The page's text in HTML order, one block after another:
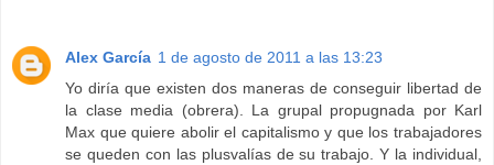
Alex García 1 de agosto de 2011 a las 13:23
Yo diría que existen dos maneras de conseguir libertad de
la clase media (obrera). La grupal propugnada por Karl
Max que quiere abolir el capitalismo y que los trabajadores
se queden con las plusvalías de su trabajo. Y la individual,